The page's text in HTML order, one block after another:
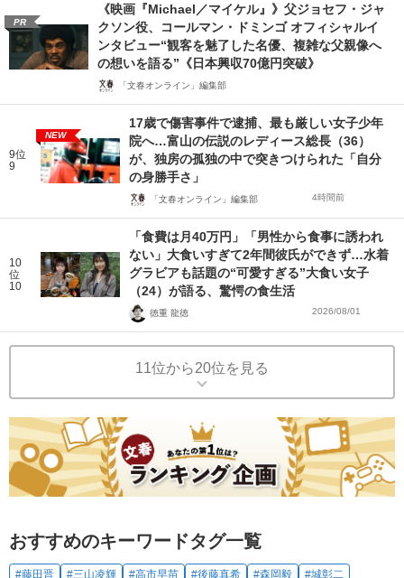
PR
《映画『Michael／マイケル』》父ジョセフ・ジャ
クソン役、コールマン・ドミンゴ オフィシャルイ
ンタビュー“観客を魅了した名優、複雑な父親像へ
の想いを語る”《日本興収70億円突破》
「文春オンライン」編集部
9位
9
NEW
17歳で傷害事件で逮捕、最も厳しい女子少年
院へ…富山の伝説のレディース総長（36）
が、独房の孤独の中で突きつけられた「自分
の身勝手さ」
「文春オンライン」編集部 4時間前
10
位
10
「食費は月40万円」「男性から食事に誘われ
ない」大食いすぎて2年間彼氏ができず…水着
グラビアも話題の“可愛すぎる”大食い女子
（24）が語る、驚愕の食生活
徳重 龍徳 2026/08/01
11位から20位を見る
おすすめのキーワードタグ一覧
#藤田晋 #三山凌輝 #高市早苗 #後藤真希 #森岡毅
#城彰二